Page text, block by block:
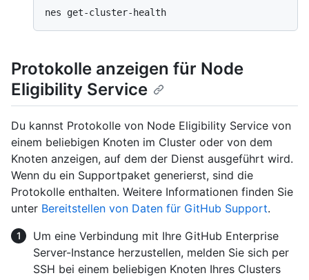
Protokolle anzeigen für Node
Eligibility Service
Du kannst Protokolle von Node Eligibility Service von
einem beliebigen Knoten im Cluster oder von dem
Knoten anzeigen, auf dem der Dienst ausgeführt wird.
Wenn du ein Supportpaket generierst, sind die
Protokolle enthalten. Weitere Informationen finden Sie
unter Bereitstellen von Daten für GitHub Support.
Um eine Verbindung mit Ihre GitHub Enterprise
Server-Instance herzustellen, melden Sie sich per
SSH bei einem beliebigen Knoten Ihres Clusters